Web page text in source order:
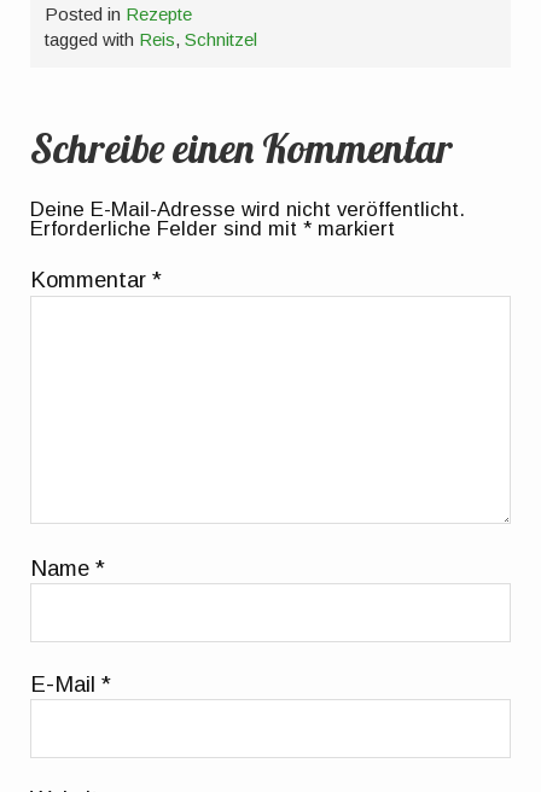
Posted in Rezepte
tagged with Reis,Schnitzel
Schreibe einen Kommentar
Deine E-Mail-Adresse wird nicht veröffentlicht.
Erforderliche Felder sind mit* markiert
Kommentar*
Name*
E-Mail*